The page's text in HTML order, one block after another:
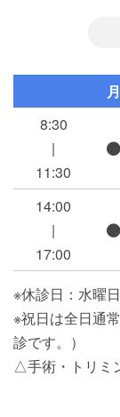
月
8:30
|
11:30
14:00
|
17:00
※休診日：水曜
※祝日は全日通
診です。）
△手術・トリミ